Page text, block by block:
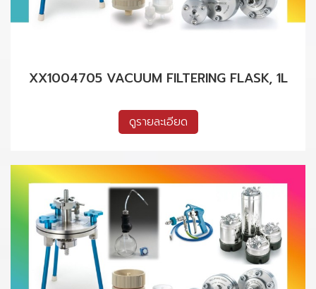
XX1004705 VACUUM FILTERING FLASK, 1L
ดูรายละเอียด